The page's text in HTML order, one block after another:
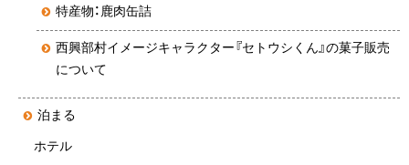
特産物：鹿肉缶詰
西興部村イメージキャラクター『セトウシくん』の菓子販売
について
泊まる
ホテル